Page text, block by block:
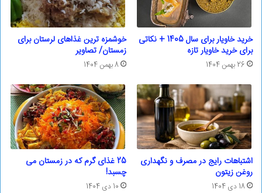
خرید خاویار برای سال 1405 + نکاتی
برای خرید خاویار تازه
26 بهمن 1404
خوشمزه ترین غذاهای لرستان برای
زمستان/ تصاویر
8 بهمن 1404
اشتباهات رایج در مصرف و نگهداری
روغن زیتون
18 دی 1404
25 غذای گرم که در زمستان می
چسبد!
10 دی 1404